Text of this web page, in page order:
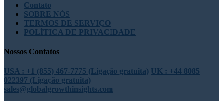
Contato
SOBRE NÓS
TERMOS DE SERVIÇO
POLÍTICA DE PRIVACIDADE
Nossos Contatos
USA : +1 (855) 467-7775 (Ligação gratuita) UK : +44 8085
022397 (Ligação gratuita)
sales@globalgrowthinsights.com